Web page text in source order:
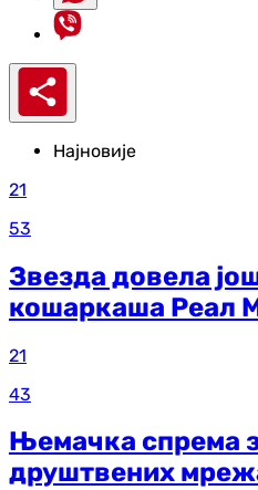
Најновије
21
53
Звезда довела
кошаркаша Реал
21
43
Њемачка спрема
друштвених